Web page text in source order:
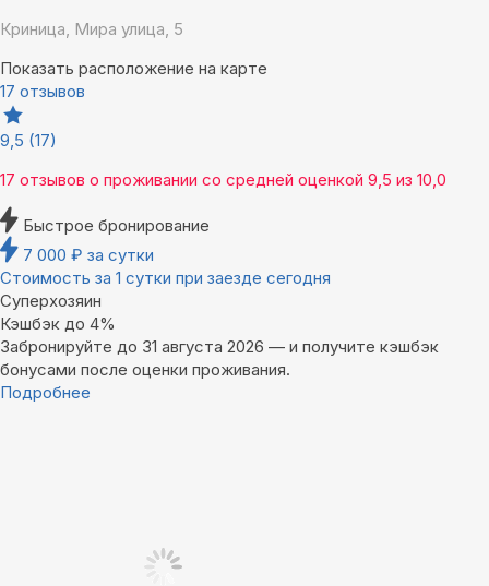
Криница, Мира улица, 5
Показать расположение на карте
17 отзывов
9,5 (17)
17 отзывов о проживании со средней оценкой 9,5 из 10,0
Быстрое бронирование
7 000 ₽ за сутки
Стоимость за 1 сутки при заезде сегодня
Суперхозяин
Кэшбэк до 4%
Забронируйте до 31 августа 2026 — и получите кэшбэк
бонусами после оценки проживания.
Подробнее